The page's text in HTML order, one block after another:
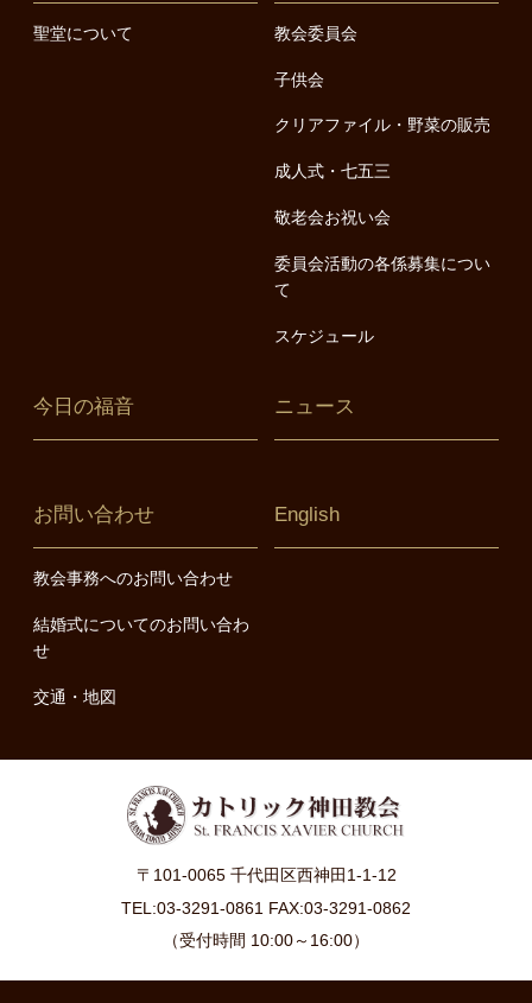
聖堂について 教会委員会
子供会
クリアファイル・野菜の販売
成人式・七五三
敬老会お祝い会
委員会活動の各係募集につい
て
スケジュール
今日の福音 ニュース
お問い合わせ
教会事務へのお問い合わせ
結婚式についてのお問い合わ
せ
交通・地図
English
〒101-0065 千代田区西神田1-1-12
TEL:03-3291-0861 FAX:03-3291-0862
（受付時間 10:00～16:00）